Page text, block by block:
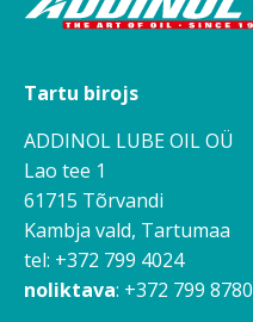
Tartu birojs
ADDINOL LUBE OIL OÜ
Lao tee 1
61715 Tõrvandi
Kambja vald, Tartumaa
tel: +372 799 4024
noliktava: +372 799 8780